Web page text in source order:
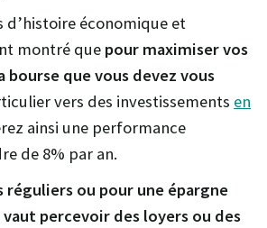
d’histoire économique et
montré que pour maximiser vos
bourse que vous devez vous
vers des investissements en
ainsi une performance
de 8% par an.
réguliers ou pour une épargne
percevoir des loyers ou des